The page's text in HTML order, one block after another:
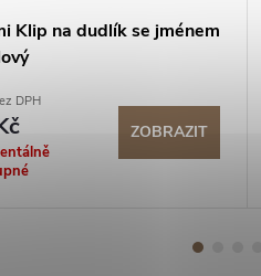
Klip na dudlík se jménem
DPH
ZOBRAZIT